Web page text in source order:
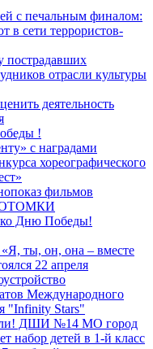
с печальным финалом:
в сети террористов-
пострадавших
отрасли культуры
деятельность
!
с наградами
хореографического
фильмов
Дню Победы!
ты, он, она – вместе
22 апреля
Международного
"Infinity Stars"
ДШИ №14 МО город
набор детей в 1-й класс